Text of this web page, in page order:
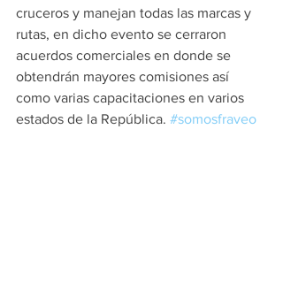
cruceros y manejan todas las marcas y
rutas, en dicho evento se cerraron
acuerdos comerciales en donde se
obtendrán mayores comisiones así
como varias capacitaciones en varios
estados de la República. #somosfraveo